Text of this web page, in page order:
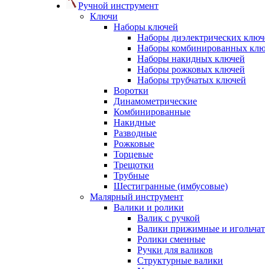
Ручной инструмент
Ключи
Наборы ключей
Наборы диэлектрических
Наборы комбинированных
Наборы накидных ключей
Наборы рожковых ключей
Наборы трубчатых ключей
Воротки
Динамометрические
Комбинированные
Накидные
Разводные
Рожковые
Торцевые
Трещотки
Трубные
Шестигранные (имбусовые)
Малярный инструмент
Валики и ролики
Валик с ручкой
Валики прижимные и
Ролики сменные
Ручки для валиков
Структурные валики